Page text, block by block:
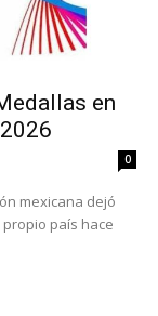
en
0
país hace